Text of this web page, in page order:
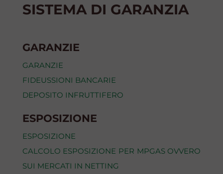
SISTEMA DI GARANZIA
GARANZIE
GARANZIE
FIDEUSSIONI BANCARIE
DEPOSITO INFRUTTIFERO
ESPOSIZIONE
ESPOSIZIONE
CALCOLO ESPOSIZIONE PER MPGAS OVVERO
SUI MERCATI IN NETTING